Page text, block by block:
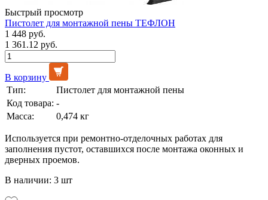
Быстрый просмотр
Пистолет для монтажной пены ТЕФЛОН
1 448 руб.
1 361.12 руб.
В корзину
Тип:
Пистолет для монтажной пены
Код товара: -
Масса:
0,474 кг
Используется при ремонтно-отделочных работах для
заполнения пустот, оставшихся после монтажа оконных и
дверных проемов.
В наличии: 3 шт